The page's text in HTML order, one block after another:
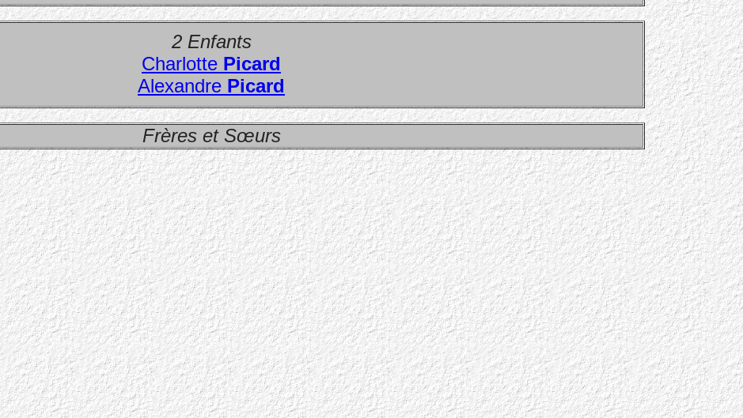
2 Enfants
Charlotte Picard
Alexandre Picard
Frères et Sœurs